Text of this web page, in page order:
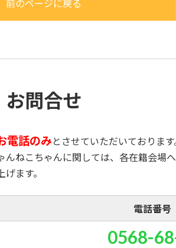
前のページに戻る
お問合せ
電話のみ とさせていただいております
ねこちゃんに関しては、各在籍会場へ
ます。
電話番号
0568-